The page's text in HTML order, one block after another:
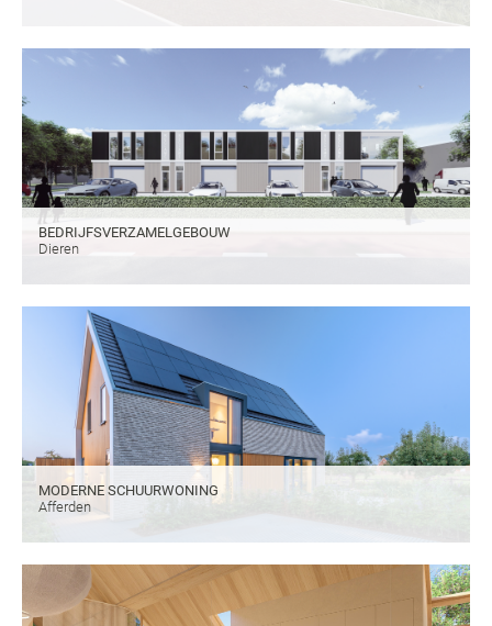
BEDRIJFSVERZAMELGEBOUW
Dieren
MODERNE SCHUURWONING
Afferden